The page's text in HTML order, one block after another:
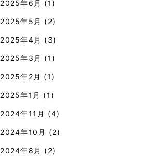
2025年6月 (1)
2025年5月 (2)
2025年4月 (3)
2025年3月 (1)
2025年2月 (1)
2025年1月 (1)
2024年11月 (4)
2024年10月 (2)
2024年8月 (2)